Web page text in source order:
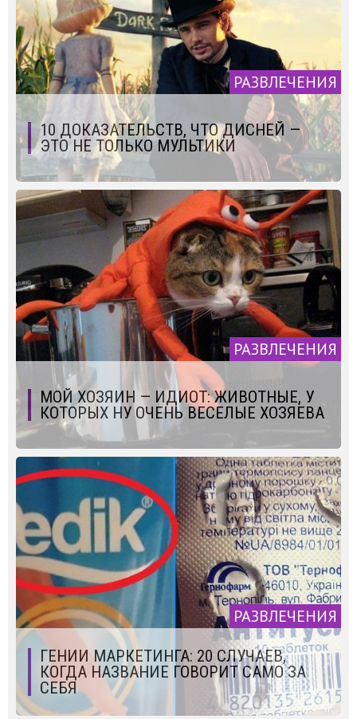
РАЗВЛЕЧЕНИЯ
10 ДОКАЗАТЕЛЬСТВ, ЧТО ДИСНЕЙ —
ЭТО НЕ ТОЛЬКО МУЛЬТИКИ
РАЗВЛЕЧЕНИЯ
МОЙ ХОЗЯИН — ИДИОТ: ЖИВОТНЫЕ, У
КОТОРЫХ НУ ОЧЕНЬ ВЕСЕЛЫЕ ХОЗЯЕВА
РАЗВЛЕЧЕНИЯ
ГЕНИИ МАРКЕТИНГА: 20 СЛУЧАЕВ,
КОГДА НАЗВАНИЕ ГОВОРИТ САМО ЗА
СЕБЯ